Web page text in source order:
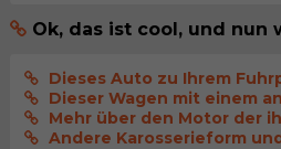
Ok, das ist cool, und nun
Dieses Auto zu Ihrem
Dieser Wagen mit einem
Mehr über den Motor der
Andere Karosserieform